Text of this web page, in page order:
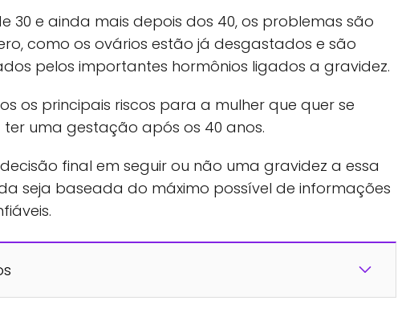
30 e ainda mais depois dos 40, os problemas são
como os ovários estão já desgastados e são
pelos importantes hormônios ligados a gravidez.
os principais riscos para a mulher que quer se
uma gestação após os 40 anos.
final em seguir ou não uma gravidez a essa
seja baseada do máximo possível de informações